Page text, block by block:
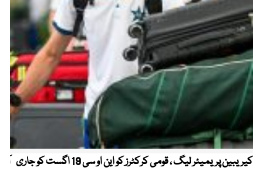
کیریبین پریمیئر لیگ ، قومی کرکٹرز کو این او سی 19 اگست کو جاری